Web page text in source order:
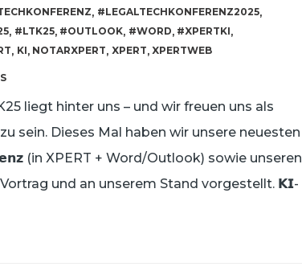
, #LEGALTECHKONFERENZ2025,
, #LTK25, #OUTLOOK, #WORD, #XPERTKI,
, KI, NOTARXPERT, XPERT, XPERTWEB
liegt hinter uns – und wir freuen uns als
sein. Dieses Mal haben wir unsere neuesten
(in XPERT + Word/Outlook) sowie unseren
und an unserem Stand vorgestellt. 𝗞𝗜-